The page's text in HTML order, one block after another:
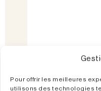
Pour offrir les meilleures
utilisons des technologies